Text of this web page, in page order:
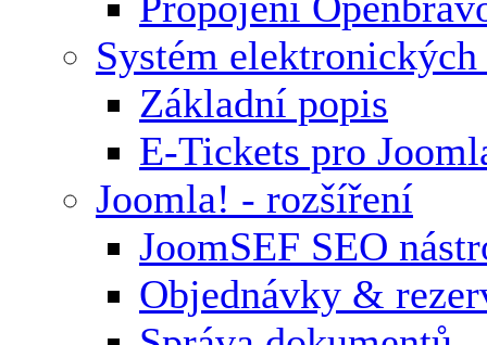
Systém elektronických
Základní popis
E-Tickets pro
Joomla! - rozšíření
JoomSEF SEO
Objednávky &